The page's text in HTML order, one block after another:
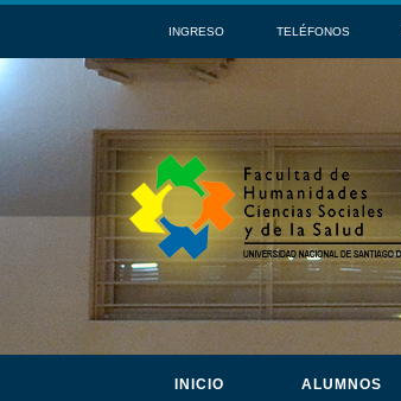
INGRESO TELÉFONOS
INICIO ALUMNOS